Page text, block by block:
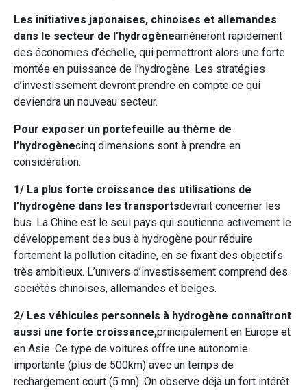
Les initiatives japonaises, chinoises et allemandes
dans le secteur de l’hydrogèneamèneront rapidement
des économies d’échelle, qui permettront alors une forte
montée en puissance de l’hydrogène. Les stratégies
d’investissement devront prendre en compte ce qui
deviendra un nouveau secteur.
Pour exposer un portefeuille au thème de
l’hydrogènecinq dimensions sont à prendre en
considération.
1/ La plus forte croissance des utilisations de
l’hydrogène dans les transportsdevrait concerner les
bus. La Chine est le seul pays qui soutienne activement le
développement des bus à hydrogène pour réduire
fortement la pollution citadine, en se fixant des objectifs
très ambitieux. L’univers d’investissement comprend des
sociétés chinoises, allemandes et belges.
2/ Les véhicules personnels à hydrogène connaîtront
aussi une forte croissance,principalement en Europe et
en Asie. Ce type de voitures offre une autonomie
importante (plus de 500km) avec un temps de
rechargement court (5 mn). On observe déjà un fort intérêt